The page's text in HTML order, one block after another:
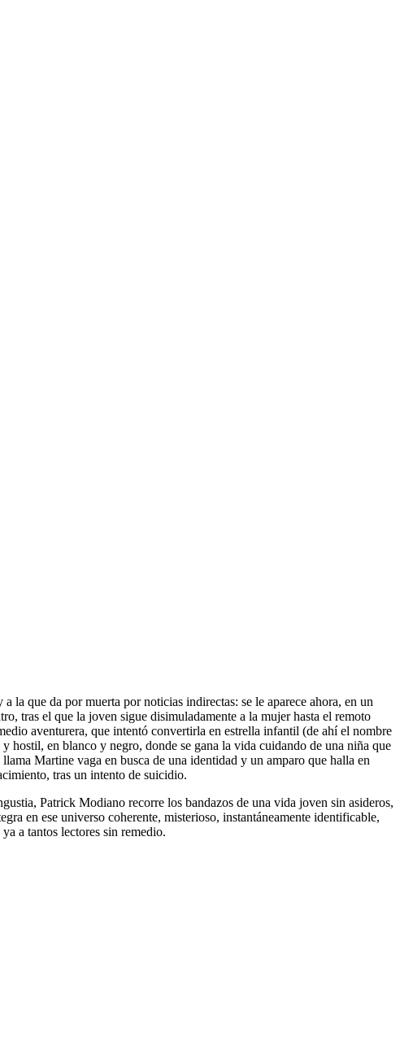
la que da por muerta por noticias indirectas: se le aparece ahora, en un
tras el que la joven sigue disimuladamente a la mujer hasta el remoto
aventurera, que intentó convertirla en estrella infantil (de ahí el nombre
hostil, en blanco y negro, donde se gana la vida cuidando de una niña que
Martine vaga en busca de una identidad y un amparo que halla en
tras un intento de suicidio.
Patrick Modiano recorre los bandazos de una vida joven sin asideros,
en ese universo coherente, misterioso, instantáneamente identificable,
a tantos lectores sin remedio.